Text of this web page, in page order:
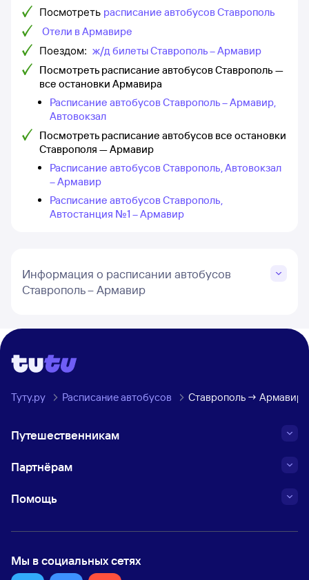
Посмотреть расписание автобусов Ставрополь
Отели в Армавире
Поездом: ж/д билеты Ставрополь – Армавир
Посмотреть расписание автобусов Ставрополь —
все остановки Армавира
Расписание автобусов Ставрополь – Армавир,
Автовокзал
Посмотреть расписание автобусов все остановки
Ставрополя — Армавир
Расписание автобусов Ставрополь, Автовокзал
– Армавир
Расписание автобусов Ставрополь,
Автостанция №1 – Армавир
Информация о расписании автобусов
Ставрополь – Армавир
Туту.ру Расписание автобусов Ставрополь → Армавир
Путешественникам
Партнёрам
Помощь
Мы в социальных сетях